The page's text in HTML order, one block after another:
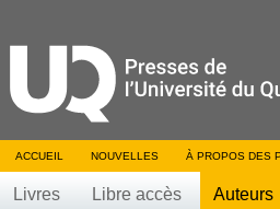
ACCUEIL NOUVELLES À PROPOS DES
Livres Libre accès Auteurs